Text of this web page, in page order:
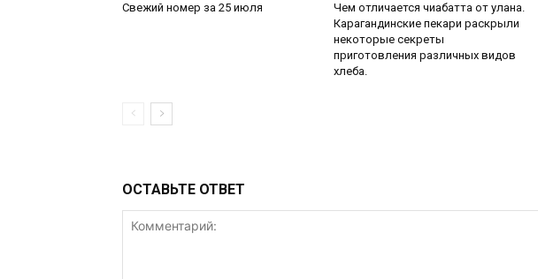
Свежий номер за 25 июля
Чем отличается чиабатта от улана.
Карагандинские пекари раскрыли
некоторые секреты
приготовления различных видов
хлеба.
ОСТАВЬТЕ ОТВЕТ